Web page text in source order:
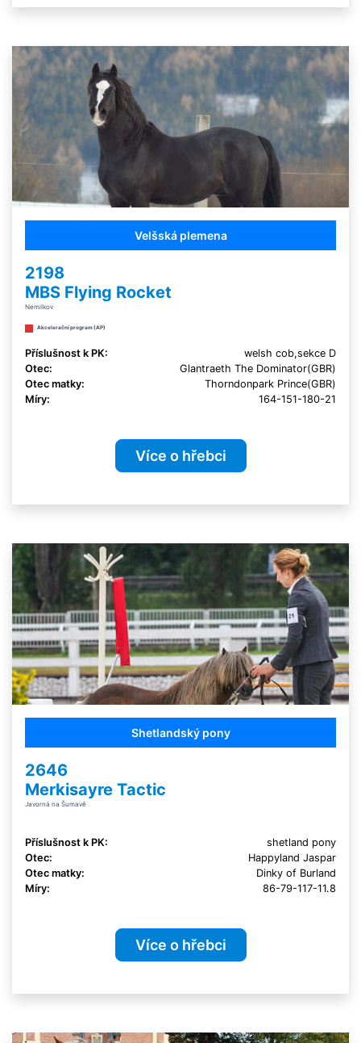
Velšská plemena
2198
MBS Flying Rocket
Nemilkov
Akcelerační program (AP)
Příslušnost k PK:
welsh cob,sekce D
Otec:
Glantraeth The Dominator(GBR)
Otec matky:
Thorndonpark Prince(GBR)
Míry:
164-151-180-21
Více o hřebci
Shetlandský pony
2646
Merkisayre Tactic
Javorná na Šumavě
Příslušnost k PK:
shetland pony
Otec:
Happyland Jaspar
Otec matky:
Dinky of Burland
Míry:
86-79-117-11.8
Více o hřebci